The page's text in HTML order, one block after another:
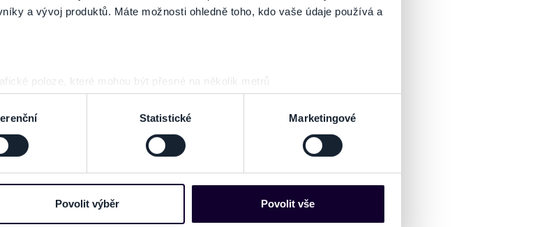
a vývoj produktů. Máte možnosti ohledně toho, kdo vaše údaje používá a
poloze, které mohou být přesné na několik metrů
skenování pro konkrétní charakteristiky (otisk prstu)
údaje, a nastavte si předvolby v
části s podrobnostmi. Svůj souhlas
Prohlášení o souborech cookie.
na našich webových stránkách. Tyto informace mohou představovat
např. k analýze návštěvnosti webu nebo k personalizaci obsahu a reklam.
Statistické Marketingové
Povolit výběr Povolit vše